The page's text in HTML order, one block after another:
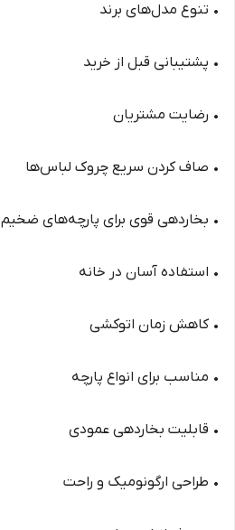
• تنوع مدل‌های برند
• پشتیبانی قبل از خرید
• رضایت مشتریان
• صاف کردن سریع چروک لباس‌ها
• بخاردهی قوی برای پارچه‌های ضخیم
• استفاده آسان در خانه
• کاهش زمان اتوکشی
• مناسب برای انواع پارچه
• قابلیت بخاردهی عمودی
• طراحی ارگونومیک و راحت